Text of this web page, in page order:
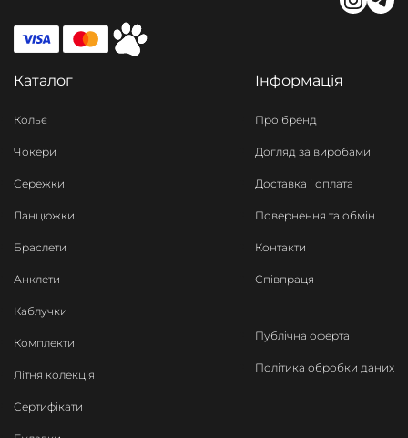
Каталог
Кольє
Чокери
Сережки
Ланцюжки
Браслети
Анклети
Каблучки
Комплекти
Літня колекція
Сертифікати
Інформація
Про бренд
Догляд за виробами
Доставка і оплата
Повернення та обмін
Контакти
Співпраця
Публічна оферта
Політика обробки даних